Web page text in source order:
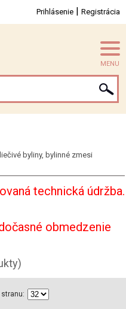
Prihlásenie | Registrácia
MENU
byliny, bylinné zmesi
technická údržba.
obmedzenie
stranu: